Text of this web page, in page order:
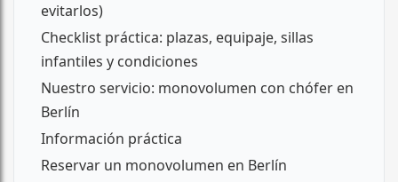
evitarlos)
Checklist práctica: plazas, equipaje, sillas
infantiles y condiciones
Nuestro servicio: monovolumen con chófer en
Berlín
Información práctica
Reservar un monovolumen en Berlín